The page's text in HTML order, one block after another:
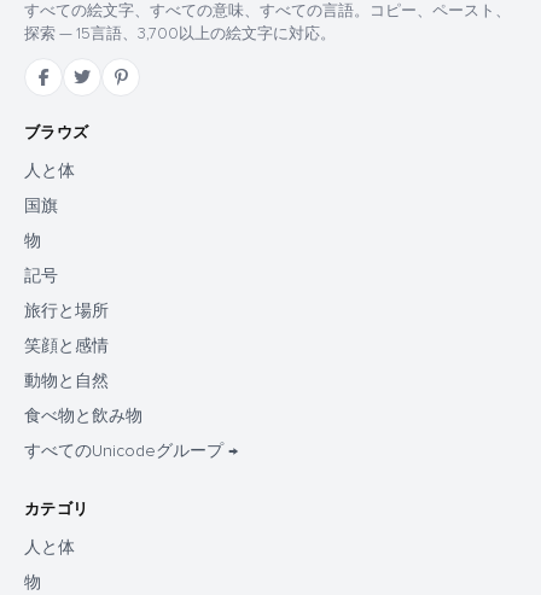
すべての絵文字、すべての意味、すべての言語。コピー、ペースト、
探索 — 15言語、3,700以上の絵文字に対応。
ブラウズ
人と体
国旗
物
記号
旅行と場所
笑顔と感情
動物と自然
食べ物と飲み物
すべてのUnicodeグループ →
カテゴリ
人と体
物